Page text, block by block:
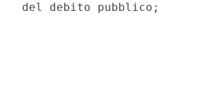
del debito pubblico;